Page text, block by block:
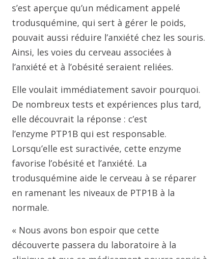
s’est aperçue qu’un médicament appelé
trodusquémine, qui sert à gérer le poids,
pouvait aussi réduire l’anxiété chez les souris.
Ainsi, les voies du cerveau associées à
l’anxiété et à l’obésité seraient reliées.
Elle voulait immédiatement savoir pourquoi.
De nombreux tests et expériences plus tard,
elle découvrait la réponse : c’est
l’enzyme PTP1B qui est responsable.
Lorsqu’elle est suractivée, cette enzyme
favorise l’obésité et l’anxiété. La
trodusquémine aide le cerveau à se réparer
en ramenant les niveaux de PTP1B à la
normale.
« Nous avons bon espoir que cette
découverte passera du laboratoire à la